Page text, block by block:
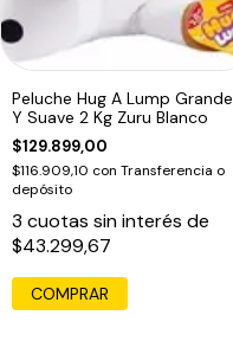
Peluche Hug A Lump Grande
Y Suave 2 Kg Zuru Blanco
$129.899,00
$116.909,10 con Transferencia o
depósito
3 cuotas sin interés de
$43.299,67